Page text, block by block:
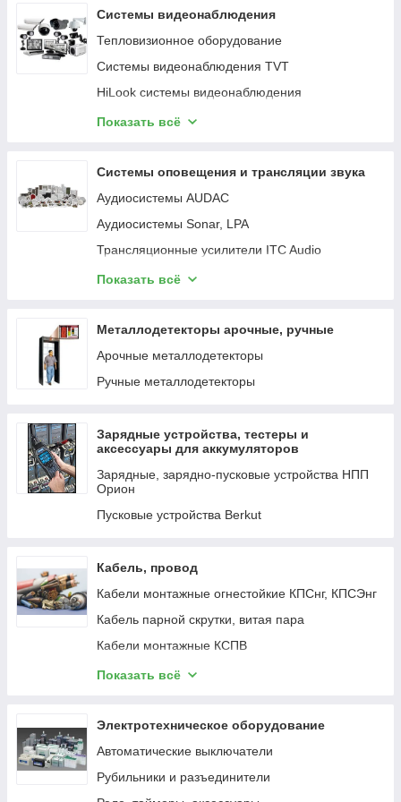
Кастрюля
Клавиатура игровая
Коврик для мышки
Игровой коврик для мышки
Сотейник
Компактная Акустика
2.1 Комп. Акустика
Комплект клавиатура+мышь
Монитор
Кофеварка капельная
Кофемашина
Ламинатор А4
Ламинатор А3
Машинка для стрижки волос
Миксер
Акс. для экшн.камеры
Мультиварка
Сендвичница
МФУ Дом
Мышь беспроводная игровая
Мышь беспроводная офисная
Системы видеонаблюдения
Тепловизионное оборудование
Системы видеонаблюдения TVT
HiLook системы видеонаблюдения
IP видеонаблюдение Uniview
Коммутаторы UNIPOE
Показать всё
Системы оповещения и трансляции звука
Аудиосистемы AUDAC
Аудиосистемы Sonar, LPA
Трансляционные усилители ITC Audio
Аудио источники ITC Audio
ITC громкоговорители
Профессиональные звуковые системы
IP аудиосистемы
Показать всё
Металлодетекторы арочные, ручные
Арочные металлодетекторы
Ручные металлодетекторы
Зарядные устройства, тестеры и
аксессуары для аккумуляторов
Зарядные, зарядно-пусковые устройства НПП
Орион
Пусковые устройства Berkut
Кабель, провод
Кабели монтажные огнестойкие КПСнг, КПСЭнг
Кабель парной скрутки, витая пара
Кабели монтажные КСПВ
Кабели монтажные КСРВ, КСРЭВ
Кабели монтажные КСВВ
Кабели симметричные КПСВВ, КПСВВт, КПСВВм
Кабели огнестойкие монтажные КМРПнг(А)-
Показать всё
Электротехническое оборудование
Автоматические выключатели
Рубильники и разъединители